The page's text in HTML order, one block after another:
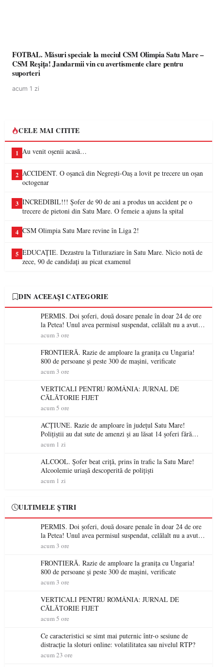
FOTBAL. Măsuri speciale la meciul CSM Olimpia Satu Mare –
CSM Reșița! Jandarmii vin cu avertismente clare pentru
suporteri
acum 1 zi
CELE MAI CITITE
1 Au venit oșenii acasă…
2 ACCIDENT. O oșancă din Negrești-Oaș a lovit pe trecere un oșan
octogenar
3 INCREDIBIL!!! Șofer de 90 de ani a produs un accident pe o
trecere de pietoni din Satu Mare. O femeie a ajuns la spital
4 CSM Olimpia Satu Mare revine în Liga 2!
5 EDUCAȚIE. Dezastru la Titluraziare în Satu Mare. Nicio notă de
zece, 90 de candidați au picat examenul
DIN ACEEAȘI CATEGORIE
PERMIS. Doi șoferi, două dosare penale în doar 24 de ore
la Petea! Unul avea permisul suspendat, celălalt nu a avut
niciodată permis
acum 3 ore
FRONTIERĂ. Razie de amploare la granița cu Ungaria!
800 de persoane și peste 300 de mașini, verificate
acum 3 ore
VERTICALI PENTRU ROMÂNIA: JURNAL DE
CĂLĂTORIE FIJET
acum 5 ore
ACȚIUNE. Razie de amploare în județul Satu Mare!
Polițiștii au dat sute de amenzi și au lăsat 14 șoferi fără
permis într-o singură zi
acum 1 zi
ALCOOL. Șofer beat criță, prins în trafic la Satu Mare!
Alcoolemie uriașă descoperită de polițiști
acum 1 zi
ULTIMELE ȘTIRI
PERMIS. Doi șoferi, două dosare penale în doar 24 de ore
la Petea! Unul avea permisul suspendat, celălalt nu a avut
niciodată permis
acum 3 ore
FRONTIERĂ. Razie de amploare la granița cu Ungaria!
800 de persoane și peste 300 de mașini, verificate
acum 3 ore
VERTICALI PENTRU ROMÂNIA: JURNAL DE
CĂLĂTORIE FIJET
acum 5 ore
Ce caracteristici se simt mai puternic într-o sesiune de
distracție la sloturi online: volatilitatea sau nivelul RTP?
acum 23 ore